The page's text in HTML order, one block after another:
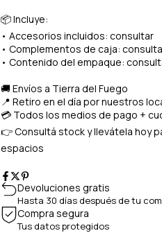
📦 Incluye:
• Accesorios incluidos: consultar
• Complementos de caja:
• Contenido del empaque:
🚚 Envíos a Tierra del Fuego
📍 Retiro en el día por nuestros
💳 Todos los medios de pago +
👉 Consultá stock y llevátela hoy
espacios
Devoluciones gratis
Hasta 30 días después de tu
Compra segura
Tus datos protegidos